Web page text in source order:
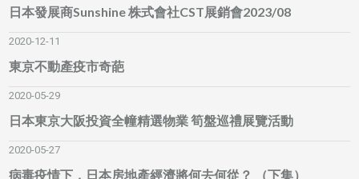
日本發展商Sunshine 株式會社CST展銷會2023/08
2020-12-11
東京不動產疫市奇葩
2020-05-29
日本東京大阪投資全幢精選物業 筍盤巡禮展覽活動
2020-05-27
病毒疫情下，日本房地產經濟將何去何從？ （下集）